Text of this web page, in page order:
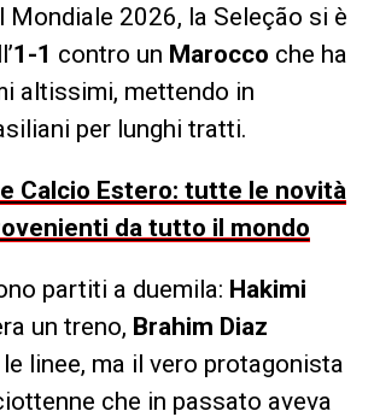
Mondiale 2026, la Seleção si è
1-1 contro un Marocco che ha
altissimi, mettendo in
per lunghi tratti.
Calcio Estero: tutte le novità
da tutto il mondo
partiti a duemila: Hakimi
un treno, Brahim Diaz
linee, ma il vero protagonista
che in passato aveva